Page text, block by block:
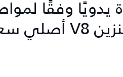
وفقًا